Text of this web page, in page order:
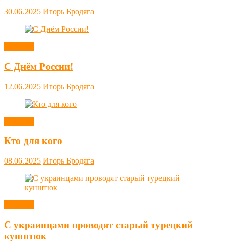
30.06.2025 Игорь Бродяга
С Днём России!
12.06.2025 Игорь Бродяга
Кто для кого
08.06.2025 Игорь Бродяга
С украинцами проводят старый турецкий
кунштюк